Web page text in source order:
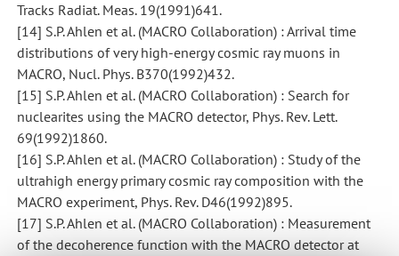
Tracks Radiat. Meas. 19(1991)641.
[14] S.P. Ahlen et al. (MACRO Collaboration) : Arrival time
distributions of very high-energy cosmic ray muons in
MACRO, Nucl. Phys. B370(1992)432.
[15] S.P. Ahlen et al. (MACRO Collaboration) : Search for
nuclearites using the MACRO detector, Phys. Rev. Lett.
69(1992)1860.
[16] S.P. Ahlen et al. (MACRO Collaboration) : Study of the
ultrahigh energy primary cosmic ray composition with the
MACRO experiment, Phys. Rev. D46(1992)895.
[17] S.P. Ahlen et al. (MACRO Collaboration) : Measurement
of the decoherence function with the MACRO detector at